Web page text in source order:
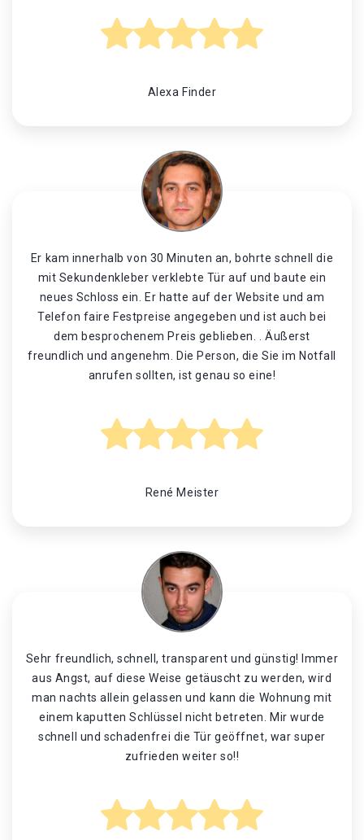
Alexa Finder
Er kam innerhalb von 30 Minuten an, bohrte schnell die
mit Sekundenkleber verklebte Tür auf und baute ein
neues Schloss ein. Er hatte auf der Website und am
Telefon faire Festpreise angegeben und ist auch bei
dem besprochenem Preis geblieben. . Äußerst
freundlich und angenehm. Die Person, die Sie im Notfall
anrufen sollten, ist genau so eine!
René Meister
Sehr freundlich, schnell, transparent und günstig! Immer
aus Angst, auf diese Weise getäuscht zu werden, wird
man nachts allein gelassen und kann die Wohnung mit
einem kaputten Schlüssel nicht betreten. Mir wurde
schnell und schadenfrei die Tür geöffnet, war super
zufrieden weiter so!!